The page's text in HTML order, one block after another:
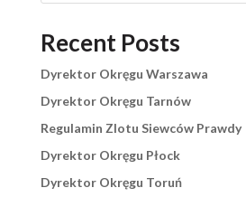
Recent Posts
Dyrektor Okręgu Warszawa
Dyrektor Okręgu Tarnów
Regulamin Zlotu Siewców Prawdy
Dyrektor Okręgu Płock
Dyrektor Okręgu Toruń